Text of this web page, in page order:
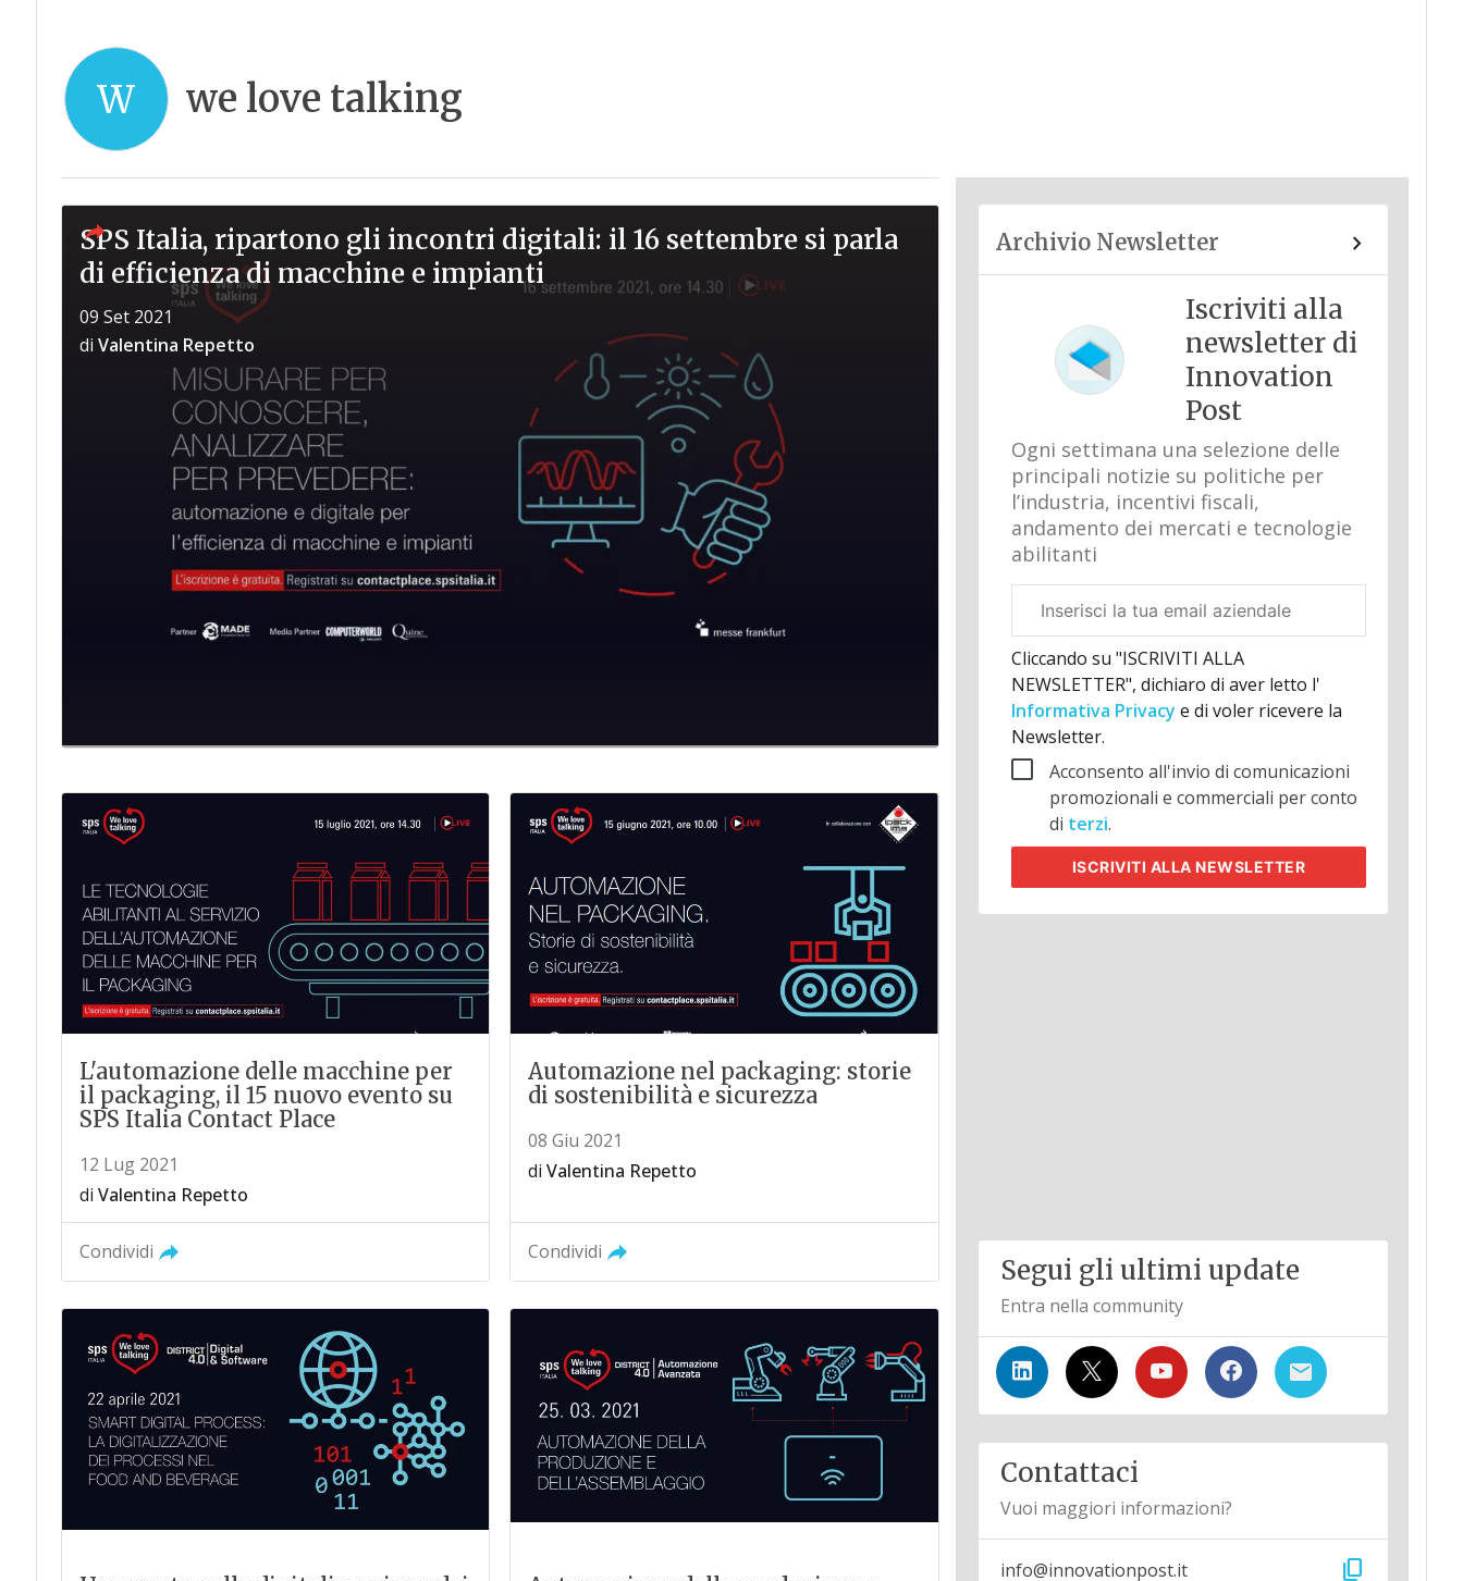
W we love talking
SPS Italia, ripartono gli incontri digitali: il 16 settembre si parla
di efficienza di macchine e impianti
09 Set 2021
di Valentina Repetto
L'automazione delle macchine per
il packaging, il 15 nuovo evento su
SPS Italia Contact Place
12 Lug 2021
di Valentina Repetto
Condividi
Automazione nel packaging: storie
di sostenibilità e sicurezza
08 Giu 2021
diValentina Repetto
Condividi
Archivio Newsletter
Iscriviti alla
newsletter di
Innovation
Post
Ogni settimana una selezione delle
principali notizie su politiche per
l’industria, incentivi fiscali,
andamento dei mercati e tecnologie
abilitanti
aziendale
Cliccando su "ISCRIVITI ALLA
NEWSLETTER", dichiaro di aver letto l'
Informativa Privacy e di voler ricevere la
Newsletter.
Acconsento all'invio di comunicazioni
promozionali e commerciali per conto
di terzi.
ISCRIVITI ALLA NEWSLETTER
Segui gli ultimi update
Entra nella community
Contattaci
Vuoi maggiori informazioni?
info@innovationpost.it content_copy